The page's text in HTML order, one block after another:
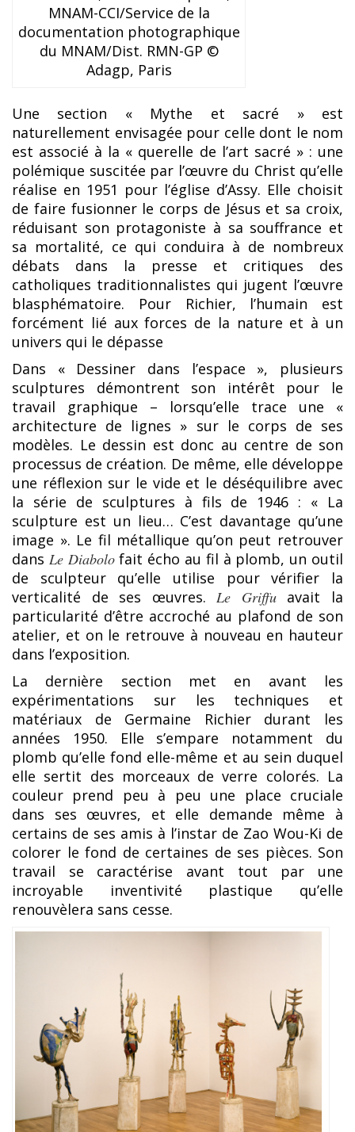
MNAM-CCI/Service de la
documentation photographique
du MNAM/Dist. RMN-GP ©
Adagp, Paris
Une section « Mythe et sacré » est
naturellement envisagée pour celle dont le nom
est associé à la « querelle de l’art sacré » : une
polémique suscitée par l’œuvre du Christ qu’elle
réalise en 1951 pour l’église d’Assy. Elle choisit
de faire fusionner le corps de Jésus et sa croix,
réduisant son protagoniste à sa souffrance et
sa mortalité, ce qui conduira à de nombreux
débats dans la presse et critiques des
catholiques traditionnalistes qui jugent l’œuvre
blasphématoire. Pour Richier, l’humain est
forcément lié aux forces de la nature et à un
univers qui le dépasse
Dans « Dessiner dans l’espace », plusieurs
sculptures démontrent son intérêt pour le
travail graphique – lorsqu’elle trace une «
architecture de lignes » sur le corps de ses
modèles. Le dessin est donc au centre de son
processus de création. De même, elle développe
une réflexion sur le vide et le déséquilibre avec
la série de sculptures à fils de 1946 : « La
sculpture est un lieu… C’est davantage qu’une
image ». Le fil métallique qu’on peut retrouver
dans Le Diabolofait écho au fil à plomb, un outil
de sculpteur qu’elle utilise pour vérifier la
verticalité de ses œuvres.Le Griffuavait la
particularité d’être accroché au plafond de son
atelier, et on le retrouve à nouveau en hauteur
dans l’exposition.
La dernière section met en avant les
expérimentations sur les techniques et
matériaux de Germaine Richier durant les
années 1950. Elle s’empare notamment du
plomb qu’elle fond elle-même et au sein duquel
elle sertit des morceaux de verre colorés. La
couleur prend peu à peu une place cruciale
dans ses œuvres, et elle demande même à
certains de ses amis à l’instar de Zao Wou-Ki de
colorer le fond de certaines de ses pièces. Son
travail se caractérise avant tout par une
incroyable inventivité plastique qu’elle
renouvèlera sans cesse.